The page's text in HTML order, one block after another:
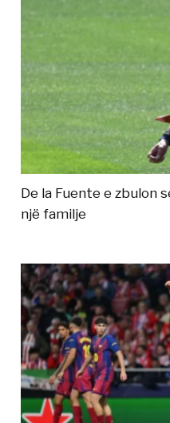
De la Fuente e zbulon
një familje